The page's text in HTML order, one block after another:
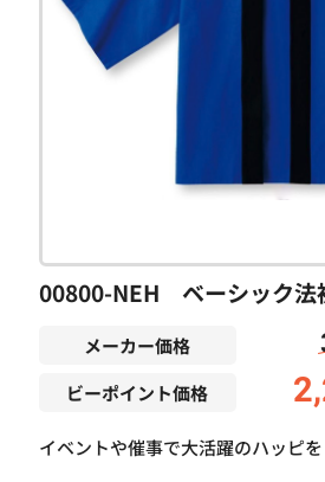
00800-NEH ベーシック法
メーカー価格
ビーポイント価格
イベントや催事で大活躍のハッピを